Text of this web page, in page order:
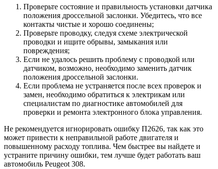
Проверьте состояние и правильность установки датчика
положения дроссельной заслонки. Убедитесь, что все
контакты чистые и хорошо соединены;
Проверьте проводку, следуя схеме электрической
проводки и ищите обрывы, замыкания или
повреждения;
Если не удалось решить проблему с проводкой или
датчиком, возможно, необходимо заменить датчик
положения дроссельной заслонки.
Если проблема не устраняется после всех проверок и
замен, необходимо обратиться к электрикам или
специалистам по диагностике автомобилей для
проверки и ремонта электронного блока управления.
Не рекомендуется игнорировать ошибку П2626, так как это
может привести к неправильной работе двигателя и
повышенному расходу топлива. Чем быстрее вы найдете и
устраните причину ошибки, тем лучше будет работать ваш
автомобиль Peugeot 308.